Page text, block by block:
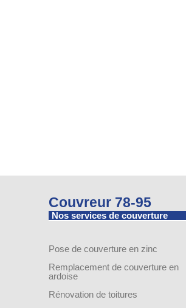
Couvreur 78-95
Nos services de couverture
Pose de couverture en zinc
Remplacement de couverture en
ardoise
Rénovation de toitures